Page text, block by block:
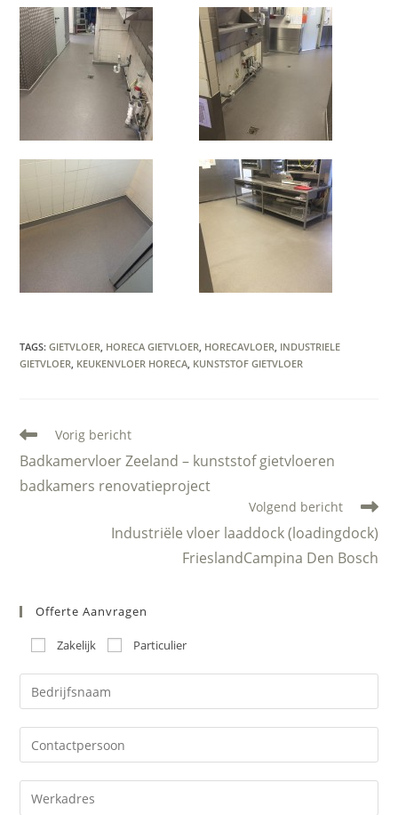
TAGS:GIETVLOER, HORECA GIETVLOER, HORECAVLOER, INDUSTRIELE
GIETVLOER, KEUKENVLOER HORECA, KUNSTSTOF GIETVLOER
Lees
meer
artikelen
Vorig bericht
Badkamervloer Zeeland – kunststof gietvloeren
badkamers renovatieproject
Volgend bericht
Industriële vloer laaddock (loadingdock)
FrieslandCampina Den Bosch
Offerte Aanvragen
Zakelijk Particulier